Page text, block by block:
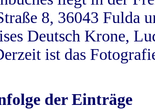
8, 36043 Fulda
Deutsch Krone,
ist das
der Einträge